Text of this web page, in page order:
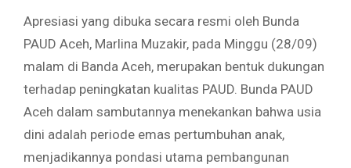
​Apresiasi yang dibuka secara resmi oleh Bunda
PAUD Aceh, Marlina Muzakir, pada Minggu (28/09)
malam di Banda Aceh, merupakan bentuk dukungan
terhadap peningkatan kualitas PAUD. Bunda PAUD
Aceh dalam sambutannya menekankan bahwa usia
dini adalah periode emas pertumbuhan anak,
menjadikannya pondasi utama pembangunan